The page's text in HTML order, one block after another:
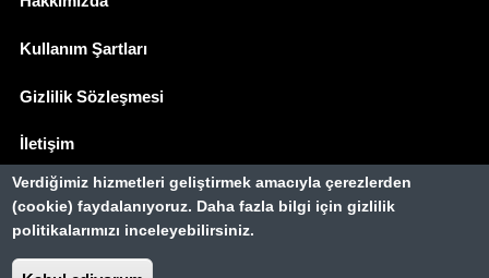
Kullanım Şartları
Gizlilik Sözleşmesi
İletişim
Basında Biz
Gezimanya Turizm, TÜRSAB'a kayıtlı bir
Verdiğimiz hizmetleri geliştirmek amacıyla çerezlerden
(cookie) faydalanıyoruz. Daha fazla bilgi için gizlilik
politikalarımızı inceleyebilirsiniz.